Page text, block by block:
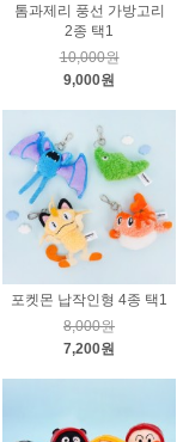
톰과제리 풍선 가방고리
2종 택1
10,000원
9,000원
포켓몬 납작인형 4종 택1
8,000원
7,200원